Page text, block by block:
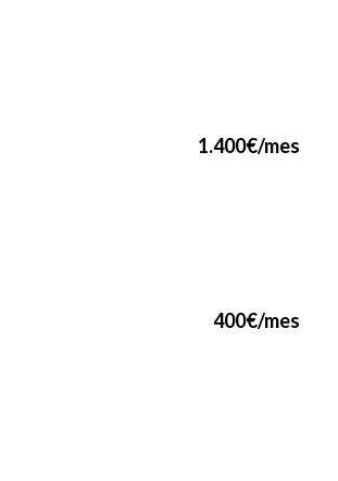
1.400€/mes
400€/mes